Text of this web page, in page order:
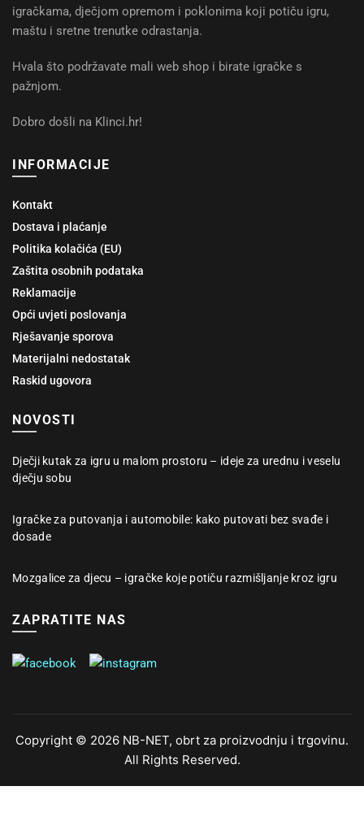
igračkama, dječjom opremom i poklonima koji potiču igru,
maštu i sretne trenutke odrastanja.
Hvala što podržavate mali web shop i birate igračke s
pažnjom.
Dobro došli na Klinci.hr!
INFORMACIJE
Kontakt
Dostava i plaćanje
Politika kolačića (EU)
Zaštita osobnih podataka
Reklamacije
Opći uvjeti poslovanja
Rješavanje sporova
Materijalni nedostatak
Raskid ugovora
NOVOSTI
Dječji kutak za igru u malom prostoru – ideje za urednu i veselu
dječju sobu
Igračke za putovanja i automobile: kako putovati bez svađe i
dosade
Mozgalice za djecu – igračke koje potiču razmišljanje kroz igru
ZAPRATITE NAS
Copyright © 2026 NB-NET, obrt za proizvodnju i trgovinu.
All Rights Reserved.